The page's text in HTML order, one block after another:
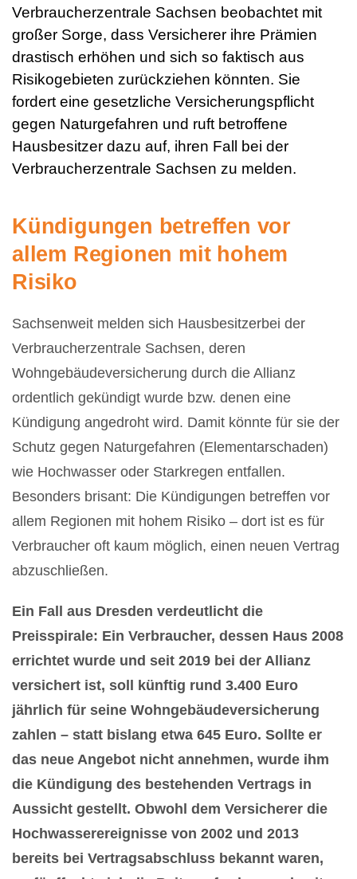
Verbraucherzentrale Sachsen beobachtet mit
großer Sorge, dass Versicherer ihre Prämien
drastisch erhöhen und sich so faktisch aus
Risikogebieten zurückziehen könnten. Sie
fordert eine gesetzliche Versicherungspflicht
gegen Naturgefahren und ruft betroffene
Hausbesitzer dazu auf, ihren Fall bei der
Verbraucherzentrale Sachsen zu melden.
Kündigungen betreffen vor
allem Regionen mit hohem
Risiko
Sachsenweit melden sich Hausbesitzerbei der
Verbraucherzentrale Sachsen, deren
Wohngebäudeversicherung durch die Allianz
ordentlich gekündigt wurde bzw. denen eine
Kündigung angedroht wird. Damit könnte für sie der
Schutz gegen Naturgefahren (Elementarschaden)
wie Hochwasser oder Starkregen entfallen.
Besonders brisant: Die Kündigungen betreffen vor
allem Regionen mit hohem Risiko – dort ist es für
Verbraucher oft kaum möglich, einen neuen Vertrag
abzuschließen.
Ein Fall aus Dresden verdeutlicht die
Preisspirale: Ein Verbraucher, dessen Haus 2008
errichtet wurde und seit 2019 bei der Allianz
versichert ist, soll künftig rund 3.400 Euro
jährlich für seine Wohngebäudeversicherung
zahlen – statt bislang etwa 645 Euro. Sollte er
das neue Angebot nicht annehmen, wurde ihm
die Kündigung des bestehenden Vertrags in
Aussicht gestellt. Obwohl dem Versicherer die
Hochwasserereignisse von 2002 und 2013
bereits bei Vertragsabschluss bekannt waren,